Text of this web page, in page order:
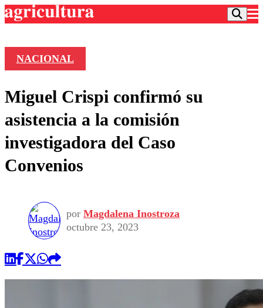
Frecuencias
Agricultura TV
Deportes
Colo Colo
Motor
Torneo Internacional
Torneo Nacional
Entretención
Internacional
Nacional
Vida Social
Programas
Comercial
NACIONAL
Miguel Crispi confirmó su
asistencia a la comisión
investigadora del Caso
Convenios
por Magdalena Inostroza
octubre 23, 2023